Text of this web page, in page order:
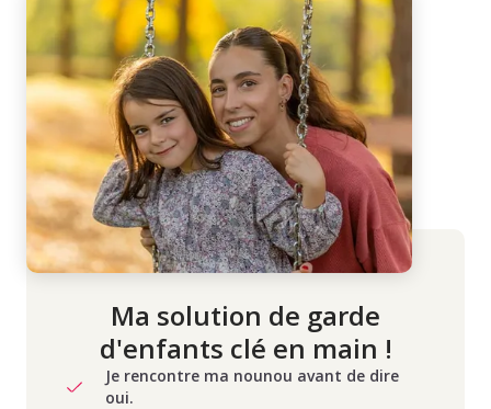
Ma solution de garde
d'enfants clé en main !
Je rencontre ma nounou avant de dire
oui.